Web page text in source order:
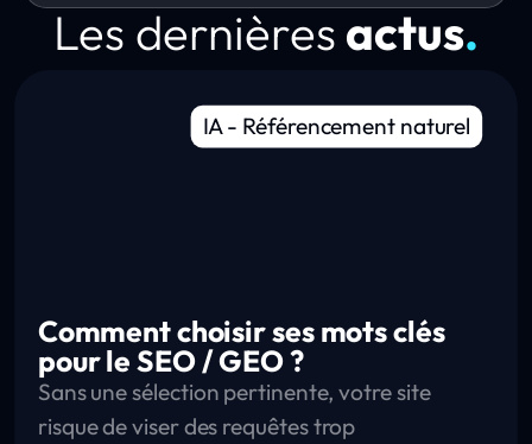
Les dernières actus.
IA- Référencement naturel
Comment choisir ses mots clés
pour le SEO / GEO ?
Sans une sélection pertinente, votre site
risque de viser des requêtes trop